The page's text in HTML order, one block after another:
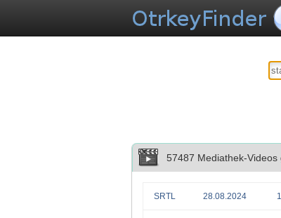
57487 Mediathek-Videos
SRTL 28.08.2024